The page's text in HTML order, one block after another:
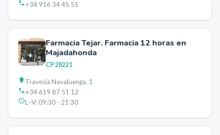
+34 916 34 45 51
Farmacia Tejar. Farmacia 12 horas en
Majadahonda
CP28221
Travesía Navaluenga, 1
+34 619 87 51 12
L–V:09:30 - 21:30